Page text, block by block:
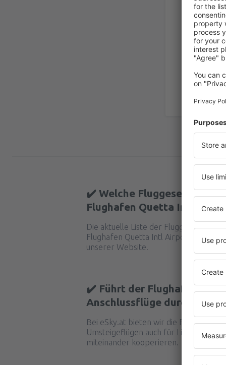
✔️ Welche
Flughafen Quetta Intl
Die aktuelle Liste der
Flughafen Quetta Intl Airport
unserer Website.
✔️ Führt der Flughafen
Anschlussflüge durch?
Bei eSky.at bieten wir die Funktion
Umsteigeflügen auch für Linien
miteinander kooperieren.